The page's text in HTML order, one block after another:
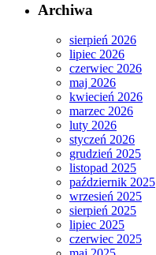
Archiwa
sierpień 2026
lipiec 2026
czerwiec 2026
maj 2026
kwiecień 2026
marzec 2026
luty 2026
styczeń 2026
grudzień 2025
listopad 2025
październik 2025
wrzesień 2025
sierpień 2025
lipiec 2025
czerwiec 2025